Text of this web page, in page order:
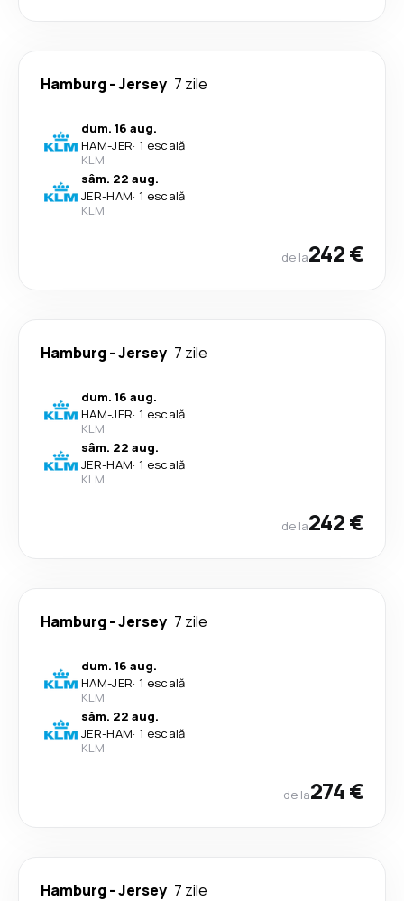
Hamburg-Jersey 7 zile
dum. 16 aug.
HAM-JER· 1 escală
KLM
sâm. 22 aug.
JER-HAM· 1 escală
KLM
de la242 €
Hamburg-Jersey 7 zile
dum. 16 aug.
HAM-JER· 1 escală
KLM
sâm. 22 aug.
JER-HAM· 1 escală
KLM
de la242 €
Hamburg-Jersey 7 zile
dum. 16 aug.
HAM-JER· 1 escală
KLM
sâm. 22 aug.
JER-HAM· 1 escală
KLM
de la274 €
Hamburg-Jersey 7 zile